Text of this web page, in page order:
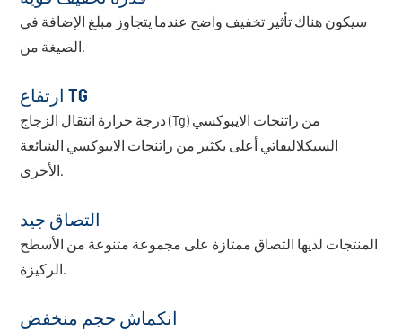
سيكون هناك تأثير تخفيف واضح عندما يتجاوز مبلغ الإضافة في
الصيغة من.
ارتفاع TG
درجة حرارة انتقال الزجاج (Tg) من راتنجات الايبوكسي
السيكلاليفاتي أعلى بكثير من راتنجات الايبوكسي الشائعة
الأخرى.
التصاق جيد
المنتجات لديها التصاق ممتازة على مجموعة متنوعة من الأسطح
الركيزة.
انكماش حجم منخفض